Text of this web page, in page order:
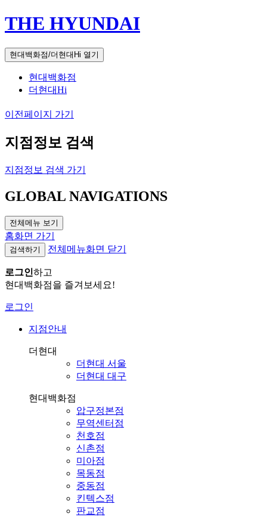
THE HYUNDAI
현대백화점/더현대Hi 열기
현대백화점
더현대Hi
이전페이지 가기
지점정보 검색
지점정보 검색 가기
GLOBAL NAVIGATIONS
전체메뉴 보기
홈화면 가기
검색하기 전체메뉴화면 닫기
로그인하고
현대백화점을 즐겨보세요!
로그인
지점안내
더현대
더현대 서울
더현대 대구
현대백화점
압구정본점
무역센터점
천호점
신촌점
미아점
목동점
중동점
킨텍스점
판교점